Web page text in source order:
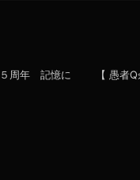
５周年 記憶に
【 愚者